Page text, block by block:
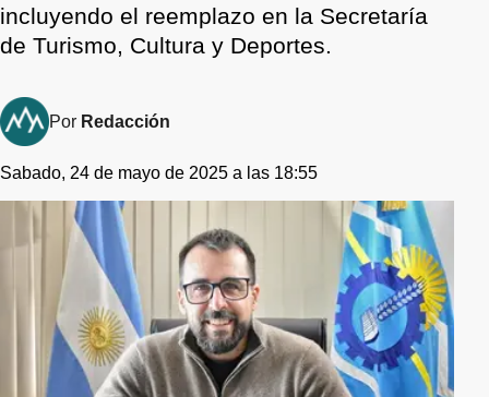
incluyendo el reemplazo en la Secretaría
de Turismo, Cultura y Deportes.
Por Redacción
Sabado, 24 de mayo de 2025 a las 18:55